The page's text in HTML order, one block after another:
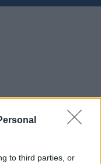
to third parties, or